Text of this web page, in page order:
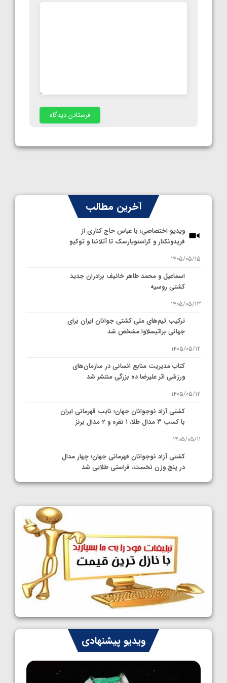
آخرین مطالب
ویدیو اختصاصی؛ با عباس حاج کناری از
فریدونکنار و کراسنویارسک تا آتلانتا و توکیو
1405/05/15
اسماعیل و محمد طاهر خانیف برادران جدید
کشتی روسیه
1405/05/13
ترکیب تیم‌های ملی کشتی جوانان ایران برای
جهانی براتیسلاوا مشخص شد
1405/05/12
کتاب مدیریت منابع انسانی در سازمان‌های
ورزشی اثر علیرضا ده بزرگی منتشر شد
1405/05/12
کشتی آزاد نوجوانان جهان؛ نایب قهرمانی ایران
با کسب ۳ مدال طلا، ۱ نقره و ۲ مدال برنز
1405/05/11
کشتی آزاد نوجوانان قهرمانی جهان؛ چهار مدال
در پنج وزن نخست، فراستی طلایی شد
1405/05/11
کشتی آزاد نوجوانان جهان؛ رقبای نمایندگان
ایران مشخص شدند
1405/05/08
کشتی فرنگی نوجوانان جهان؛ سکوی تیمی
سوم برای ایران
1405/05/07
ایران چشم به راه چهار مدال در پنج وزن دوم
کشتی فرنگی نوجوانان جهان
1405/05/06
ویدیو پیشنهادی